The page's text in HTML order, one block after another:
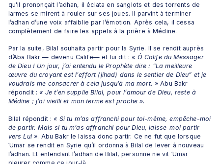
qu’il prononçait l’adhan, il éclata en sanglots et des torrents de
larmes se mirent à rouler sur ses joues. Il parvint à terminer
l’adhan d’une voix affaiblie par l’émotion. Après cela, il cessa
complètement de faire les appels à la prière à Médine.
Par la suite, Bilal souhaita partir pour la Syrie. Il se rendit auprès
d’Aba Bakr — devenu Calife— et lui dit : « Ô Calife du Messager
de Dieu ! Un jour, j’ai entendu le Prophète dire : “La meilleure
œuvre du croyant est l'effort (jihad) dans le sentier de Dieu” et je
voudrais me consacrer à cela jusqu’à ma mort. » Abu Bakr
répondit : « Je t’en supplie Bilal, pour l’amour de Dieu, reste à
Médine ; j’ai vieilli et mon terme est proche ».
Bilal répondit : « Si tu m’as affranchi pour toi-même, empêche-moi
de partir. Mais si tu m’as affranchi pour Dieu, laisse-moi partir
vers Lui ». Abu Bakr le laissa donc partir. Ce ne fut que lorsque
ʿUmar se rendit en Syrie qu’il ordonna à Bilal de lever à nouveau
l’adhan. Et entendant l’adhan de Bilal, personne ne vit ʿUmar